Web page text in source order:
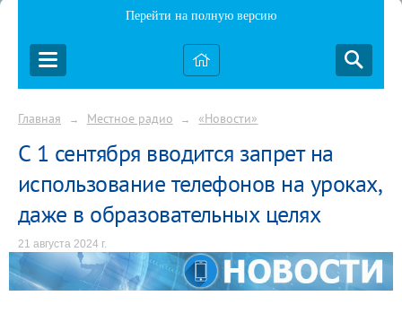
Перейти на полную версию
Главная → Местное радио → «Новости»
С 1 сентября вводится запрет на
использование телефонов на уроках,
даже в образовательных целях
21 августа 2024 г.